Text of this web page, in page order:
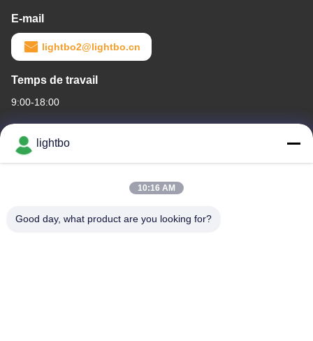
E-mail
lightbo2@lightbo.cn
Temps de travail
9:00-18:00
Notre adresse
Chambre 308,3/F, bâtiment 1, bâtiment de recherche et
développement BAIWANG, n° 5298, rue Shahe Ouest, rue XILI,
lightbo
10:16 AM
Good day, what product are you looking for?